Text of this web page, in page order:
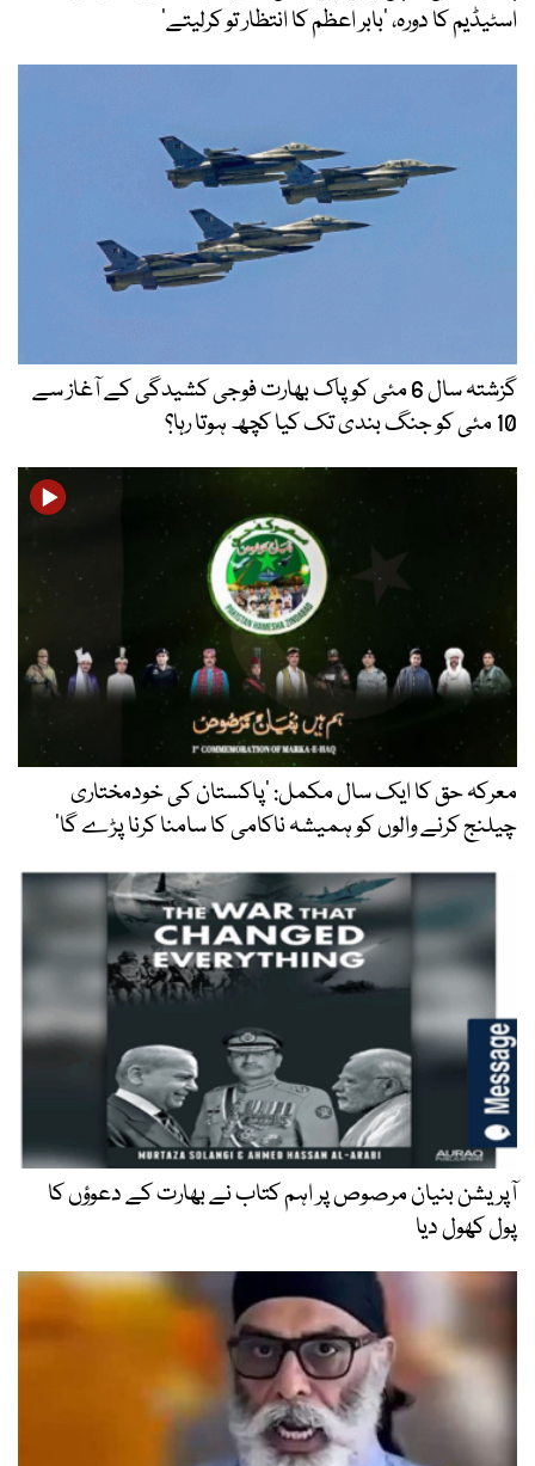
اسٹیڈیم کا دورہ، ’بابر اعظم کا انتظار تو کرلیتے‘
گزشتہ سال 6 مئی کو پاک بھارت فوجی کشیدگی کے آغاز سے
10 مئی کو جنگ بندی تک کیا کچھ ہوتا رہا؟
معرکہ حق کا ایک سال مکمل: ’پاکستان کی خودمختاری
چیلنج کرنے والوں کو ہمیشہ ناکامی کا سامنا کرنا پڑے گا‘
آپریشن بنیان مرصوص پر اہم کتاب نے بھارت کے دعوؤں کا
پول کھول دیا